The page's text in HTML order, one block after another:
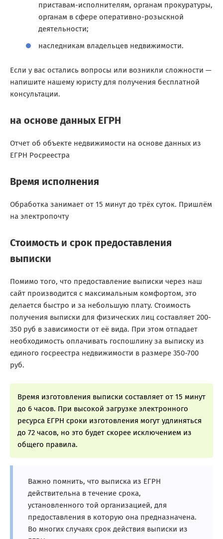
приставам-исполнителям, органам прокуратуры,
органам в сфере оперативно-розыскной
деятельности;
наследникам владельцев недвижимости.
Если у вас остались вопросы или возникли сложности —
напишите нашему юристу для получения бесплатной
консультации.
на основе данных ЕГРН
Отчет об объекте недвижимости на основе данных из
ЕГРН Росреестра
Время исполнения
Обработка занимает от 15 минут до трёх суток. Пришлём
на электропочту
Стоимость и срок предоставления
выписки
Помимо того, что предоставление выписки через наш
сайт производится с максимальным комфортом, это
делается быстро и за небольшую плату. Стоимость
получения выписки для физических лиц составляет 200-
350 руб в зависимости от её вида. При этом отпадает
необходимость оплачивать госпошлину за выписку из
единого госреестра недвижимости в размере 350-700
руб.
Время изготовления выписки составляет от 15 минут
до 6 часов. При высокой загрузке электронного
ресурса ЕГРН сроки изготовления могут удлиняться
до 72 часов, но это будет скорее исключением из
общего правила.
Важно помнить, что выписка из ЕГРН
действительна в течение срока,
установленного той организацией, для
предоставления в которую она предназначена.
Во многих случаях срок действия выписки из